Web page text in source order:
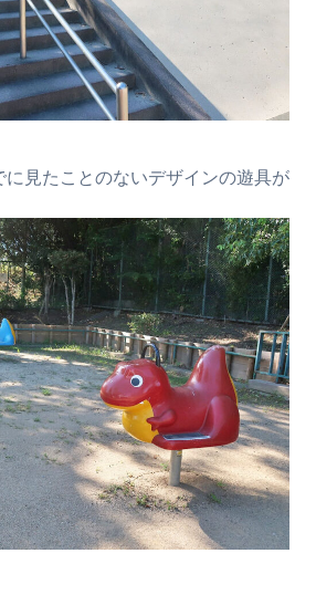
に見たことのないデザインの遊具が